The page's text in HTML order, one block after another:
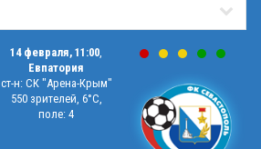
14 февраля, 11:00
Евпатория
ст-н: СК "Арена-Крым"
550 зрителей, 6°C,
поле: 4